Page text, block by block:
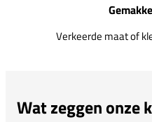
Verkeerde maat of
Wat zeggen onze